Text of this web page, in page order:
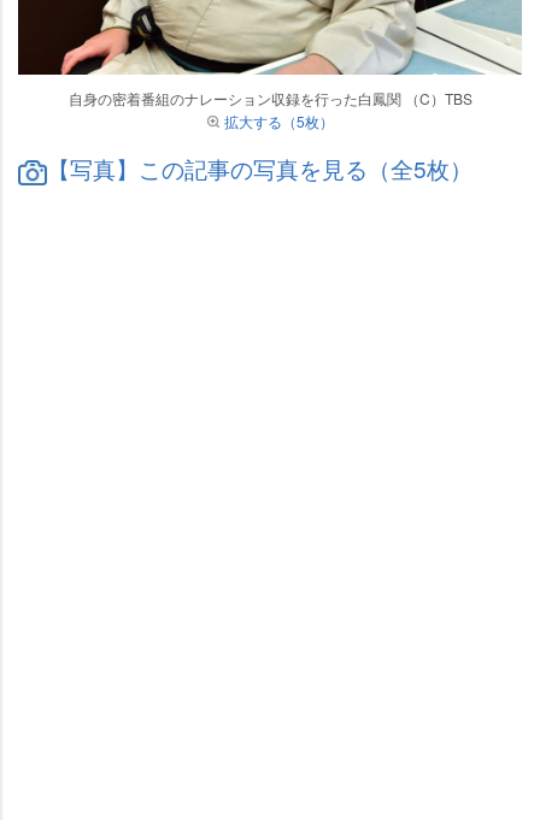
自身の密着番組のナレーション収録を行った白鳳関 （C）TBS
拡大する（5枚）
【写真】この記事の写真を見る（全5枚）